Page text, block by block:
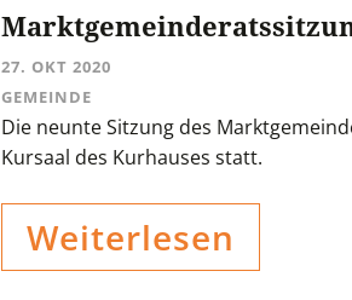
27. OKT 2020
GEMEINDE
Die neunte Sitzung des
Kursaal des Kurhauses statt.
Weiterlesen